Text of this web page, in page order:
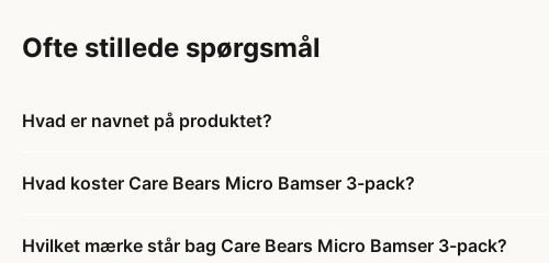
Ofte stillede spørgsmål
Hvad er navnet på produktet?
Hvad koster Care Bears Micro Bamser 3-pack?
Hvilket mærke står bag Care Bears Micro Bamser 3-pack?